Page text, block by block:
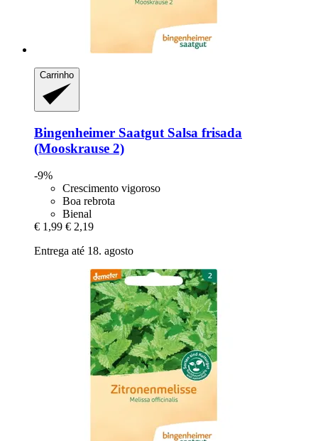
Carrinho
Bingenheimer Saatgut Salsa frisada
(Mooskrause 2)
-9%
Crescimento vigoroso
Boa rebrota
Bienal
€ 1,99 € 2,19
Entrega até 18. agosto